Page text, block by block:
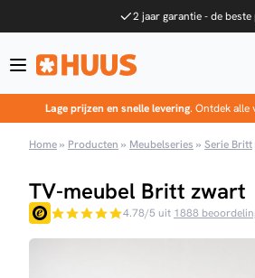
2 jaar garantie - de beste
Lage prijzen en snelle levering. Ontdek alle
Home» Producten » Meubelseries » Serie Britt
TV-meubel Britt zwart
4.78/5 uit 1888